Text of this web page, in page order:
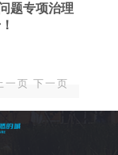
题专项治理
一页
下一页